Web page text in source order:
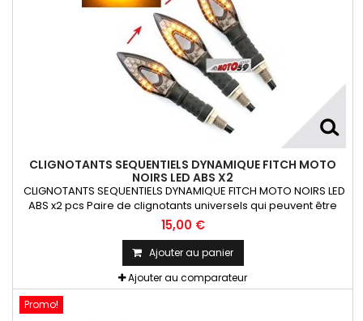
CLIGNOTANTS SEQUENTIELS DYNAMIQUE FITCH MOTO
NOIRS LED ABS X2
CLIGNOTANTS SEQUENTIELS DYNAMIQUE FITCH MOTO NOIRS LED
ABS x2 pcs Paire de clignotants universels qui peuvent être
adaptables sur toutes motos ou scooters
15,00 €
Ajouter au panier
Ajouter au comparateur
Promo!